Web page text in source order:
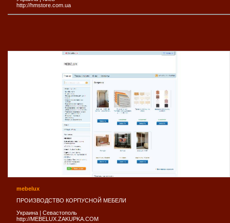
http://hmstore.com.ua
mebelux
ПРОИЗВОДСТВО КОРПУСНОЙ МЕБЕЛИ
Украина
Севастополь
http://MEBELUX.ZAKUPKA.COM